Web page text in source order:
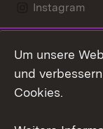
Instagram
Social Wall
Youtube
Um unsere
und
Cookies.